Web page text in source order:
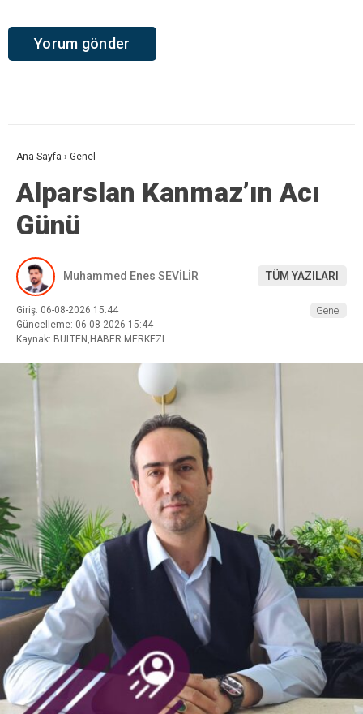
Ana Sayfa › Genel
Alparslan Kanmaz’ın Acı
Günü
Muhammed Enes SEVİLİR TÜM YAZILARI
Giriş: 06-08-2026 15:44
Güncelleme: 06-08-2026 15:44
Kaynak: BULTEN,HABER MERKEZI
Genel